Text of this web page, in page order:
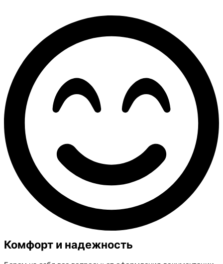
Комфорт и надежность